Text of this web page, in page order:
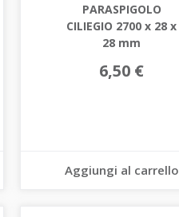
PARASPIGOLO
CILIEGIO 2700 x 28 x
28 mm
6,50 €
Aggiungi al carrello